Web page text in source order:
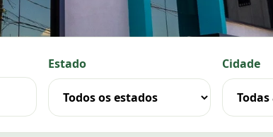
Estado Cidade